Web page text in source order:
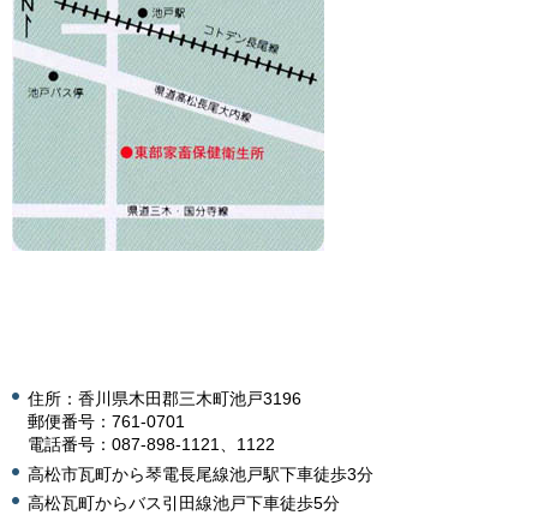
住所：香川県木田郡三木町池戸3196
郵便番号：761-0701
電話番号：087-898-1121、1122
高松市瓦町から琴電長尾線池戸駅下車徒歩3分
高松瓦町からバス引田線池戸下車徒歩5分